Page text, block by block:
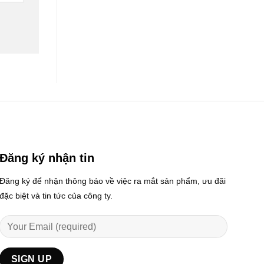
Đăng ký nhận tin
Đăng ký để nhận thông báo về việc ra mắt sản phẩm, ưu đãi
đặc biệt và tin tức của công ty.